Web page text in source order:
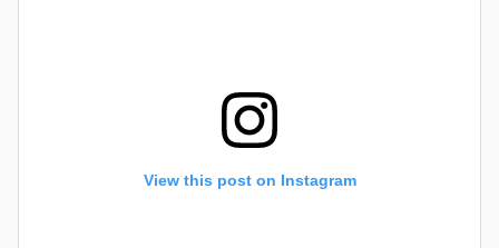
View this post on Instagram